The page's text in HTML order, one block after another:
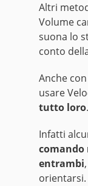
Altri
Volume
suona lo
conto
Anche
usare
tutto loro.
Infatti
comando
entrambi